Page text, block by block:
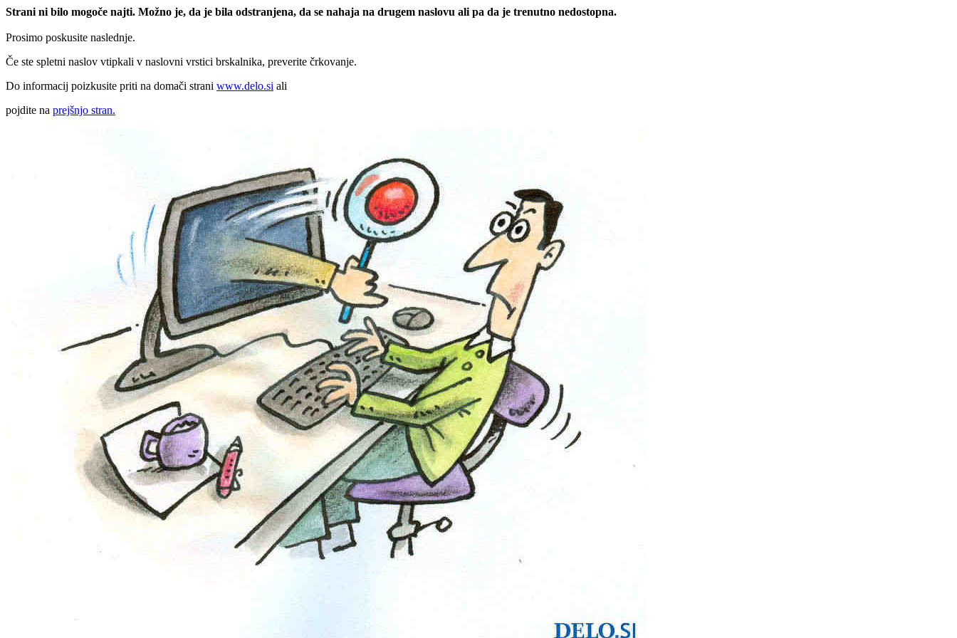
Strani ni bilo mogoče najti. Možno je, da je bila odstranjena, da se nahaja na drugem naslovu ali pa da je trenutno nedostopna.
Prosimo poskusite naslednje.
Če ste spletni naslov vtipkali v naslovni vrstici brskalnika, preverite črkovanje.
Do informacij poizkusite priti na domači strani www.delo.si ali
pojdite na prejšnjo stran.